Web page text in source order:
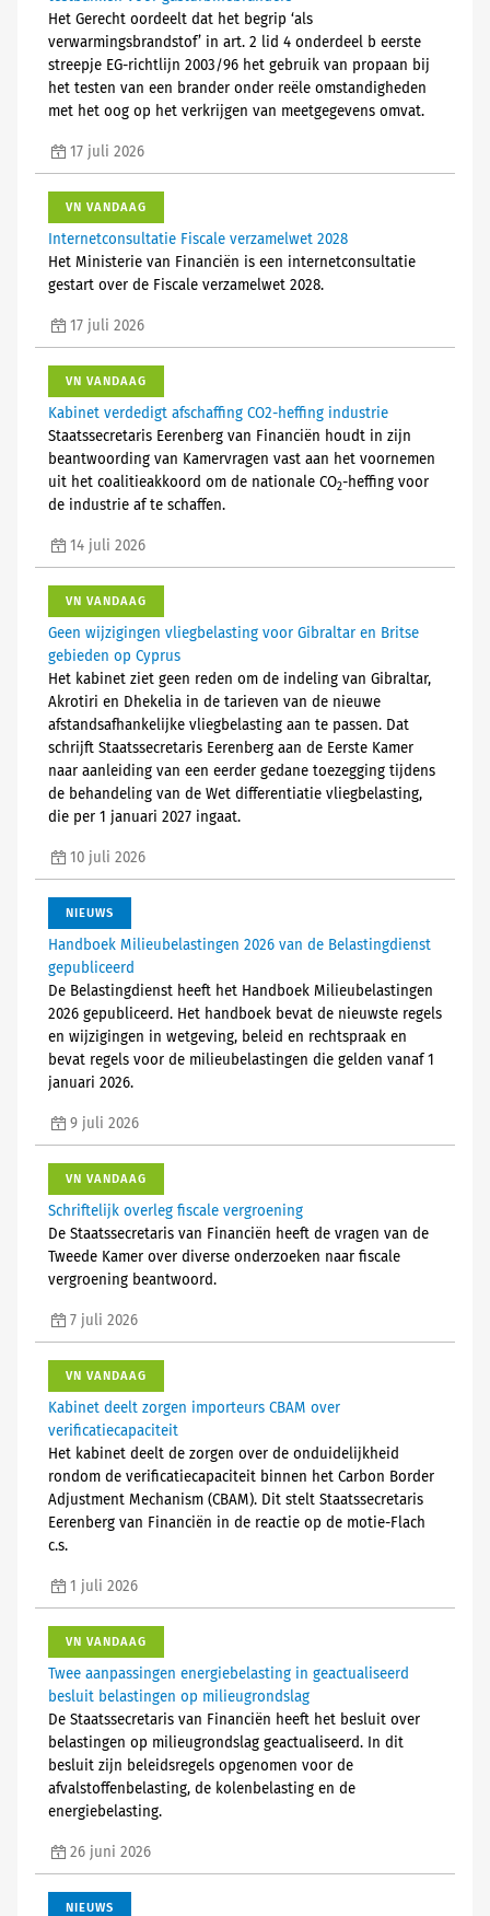
Het Gerecht oordeelt dat het begrip ‘als
verwarmingsbrandstof’ in art. 2 lid 4 onderdeel b eerste
streepje EG-richtlijn 2003/96 het gebruik van propaan bij
het testen van een brander onder reële omstandigheden
met het oog op het verkrijgen van meetgegevens omvat.
17 juli 2026
VN VANDAAG
Internetconsultatie Fiscale verzamelwet 2028
Het Ministerie van Financiën is een internetconsultatie
gestart over de Fiscale verzamelwet 2028.
17 juli 2026
VN VANDAAG
Kabinet verdedigt afschaffing CO2-heffing industrie
Staatssecretaris Eerenberg van Financiën houdt in zijn
beantwoording van Kamervragen vast aan het voornemen
uit het coalitieakkoord om de nationale CO2-heffing voor
de industrie af te schaffen.
14 juli 2026
VN VANDAAG
Geen wijzigingen vliegbelasting voor Gibraltar en Britse
gebieden op Cyprus
Het kabinet ziet geen reden om de indeling van Gibraltar,
Akrotiri en Dhekelia in de tarieven van de nieuwe
afstandsafhankelijke vliegbelasting aan te passen. Dat
schrijft Staatssecretaris Eerenberg aan de Eerste Kamer
naar aanleiding van een eerder gedane toezegging tijdens
de behandeling van de Wet differentiatie vliegbelasting,
die per 1 januari 2027 ingaat.
10 juli 2026
NIEUWS
Handboek Milieubelastingen 2026 van de Belastingdienst
gepubliceerd
De Belastingdienst heeft het Handboek Milieubelastingen
2026 gepubliceerd. Het handboek bevat de nieuwste regels
en wijzigingen in wetgeving, beleid en rechtspraak en
bevat regels voor de milieubelastingen die gelden vanaf 1
januari 2026.
9 juli 2026
VN VANDAAG
Schriftelijk overleg fiscale vergroening
De Staatssecretaris van Financiën heeft de vragen van de
Tweede Kamer over diverse onderzoeken naar fiscale
vergroening beantwoord.
7 juli 2026
VN VANDAAG
Kabinet deelt zorgen importeurs CBAM over
verificatiecapaciteit
Het kabinet deelt de zorgen over de onduidelijkheid
rondom de verificatiecapaciteit binnen het Carbon Border
Adjustment Mechanism (CBAM). Dit stelt Staatssecretaris
Eerenberg van Financiën in de reactie op de motie-Flach
c.s.
1 juli 2026
VN VANDAAG
Twee aanpassingen energiebelasting in geactualiseerd
besluit belastingen op milieugrondslag
De Staatssecretaris van Financiën heeft het besluit over
belastingen op milieugrondslag geactualiseerd. In dit
besluit zijn beleidsregels opgenomen voor de
afvalstoffenbelasting, de kolenbelasting en de
energiebelasting.
26 juni 2026
NIEUWS